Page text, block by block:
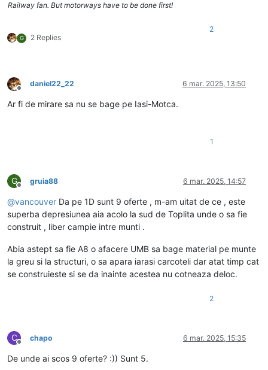
Railway fan. But motorways have to be done first!
G 2 Replies
2
Deconectat
daniel22_22 6 mar. 2025, 13:50
Ar fi de mirare sa nu se bage pe Iasi-Motca.
1
G
Deconectat
gruia88 6 mar. 2025, 14:57
@vancouver Da pe 1D sunt 9 oferte , m-am uitat de ce , este
superba depresiunea aia acolo la sud de Toplita unde o sa fie
construit , liber campie intre munti .
Abia astept sa fie A8 o afacere UMB sa bage material pe munte
la greu si la structuri, o sa apara iarasi carcoteli dar atat timp cat
se construieste si se da inainte acestea nu cotneaza deloc.
2
C
Deconectat
chapo 6 mar. 2025, 15:35
De unde ai scos 9 oferte? :)) Sunt 5.